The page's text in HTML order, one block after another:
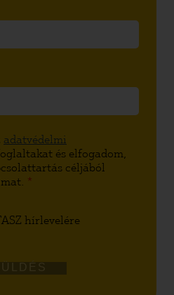
adatvédelmi
és elfogadom,
céljából
*
hírlevelére